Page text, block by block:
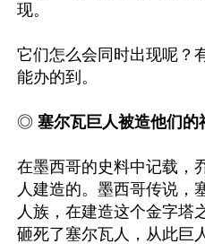
现。
它们怎么会同时出现呢？
能办的到。
◎ 塞尔瓦巨人被造他们的
在墨西哥的史料中记载，
人建造的。墨西哥传说，
人族，在建造这个金字塔
砸死了塞尔瓦人，从此巨